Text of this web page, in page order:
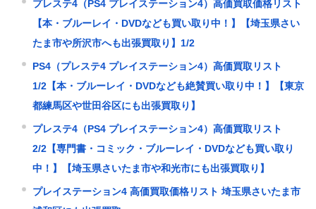
プレステ4（PS4 プレイステーション4）高価買取価格リスト
【本・ブルーレイ・DVDなども買い取り中！】【埼玉県さい
たま市や所沢市へも出張買取り】1/2
PS4（プレステ4 プレイステーション4）高価買取リスト
1/2【本・ブルーレイ・DVDなども絶賛買い取り中！】【東京
都練馬区や世田谷区にも出張買取り】
プレステ4（PS4 プレイステーション4）高価買取リスト
2/2【専門書・コミック・ブルーレイ・DVDなども買い取り
中！】【埼玉県さいたま市や和光市にも出張買取り】
プレイステーション4 高価買取価格リスト 埼玉県さいたま市